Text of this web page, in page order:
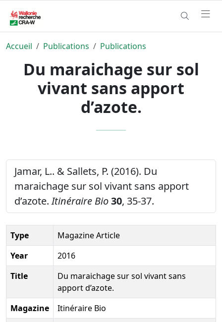
Accueil Publications Publications
Du maraichage sur sol
vivant sans apport
d’azote.
Jamar, L.. & Sallets, P. (2016). Du
maraichage sur sol vivant sans apport
d’azote.Itinéraire Bio30, 35-37.
Type
Magazine Article
Year
2016
Title
Du maraichage sur sol vivant sans
apport d’azote.
Magazine
Itinéraire Bio